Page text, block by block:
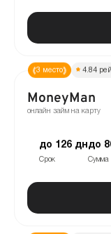
MoneyMan
онлайн займ на карту
до 126 дн
Срок
до
Сумма
3 место 4.84